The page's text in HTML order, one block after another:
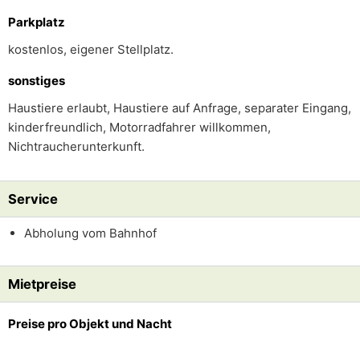
Parkplatz
kostenlos, eigener Stellplatz.
sonstiges
Haustiere erlaubt, Haustiere auf Anfrage, separater Eingang,
kinderfreundlich, Motorradfahrer willkommen,
Nichtraucherunterkunft.
Service
Abholung vom Bahnhof
Mietpreise
Preise pro Objekt und Nacht